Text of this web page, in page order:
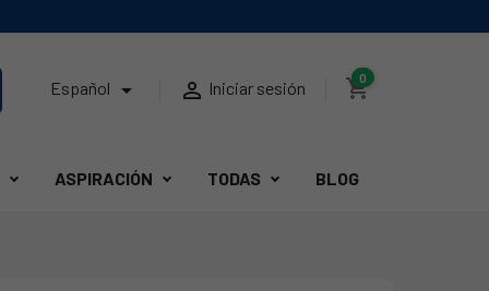
Español   Iniciar sesión shopping_cart
0
ASPIRACIÓN TODAS BLOG